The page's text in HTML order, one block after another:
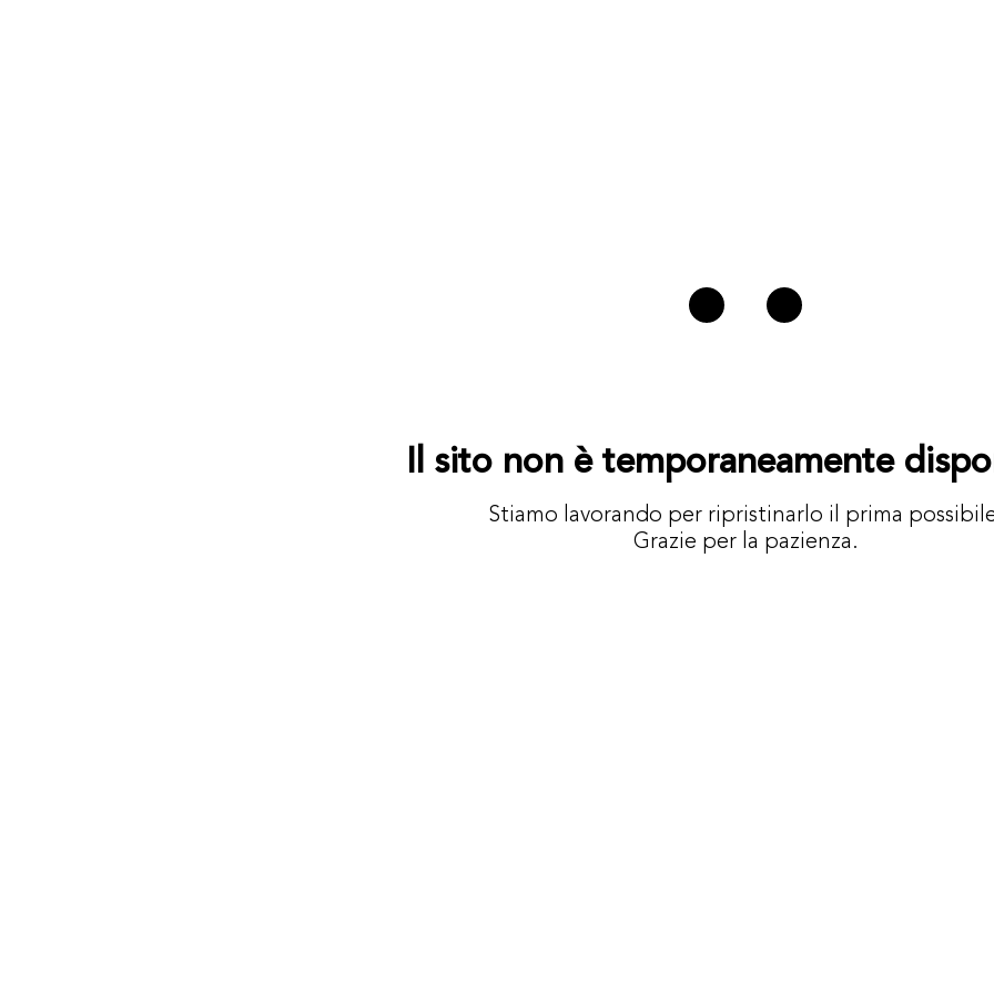
Il sito non è temporaneamente
Stiamo lavorando per ripristinarlo il prima
Grazie per la pazienza.